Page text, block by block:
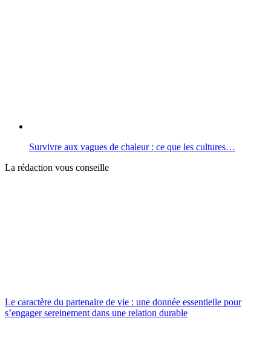
Survivre aux vagues de chaleur : ce que les cultures…
La rédaction vous conseille
Le caractère du partenaire de vie : une donnée essentielle pour
s’engager sereinement dans une relation durable